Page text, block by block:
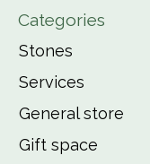
Categories
Stones
Services
General store
Gift space